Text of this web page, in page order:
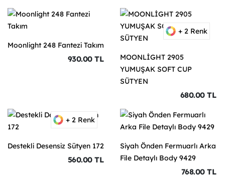
Moonlight 248 Fantezi Takım
930.00 TL
+ 2 Renk
MOONLİGHT 2905
YUMUŞAK SOFT CUP
SÜTYEN
680.00 TL
+ 2 Renk
Destekli Desensiz Sütyen 172
560.00 TL
Siyah Önden Fermuarlı Arka
File Detaylı Body 9429
768.00 TL